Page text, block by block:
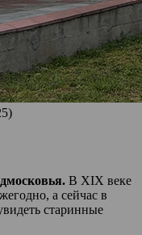
В XIX веке
а сейчас в
старинные